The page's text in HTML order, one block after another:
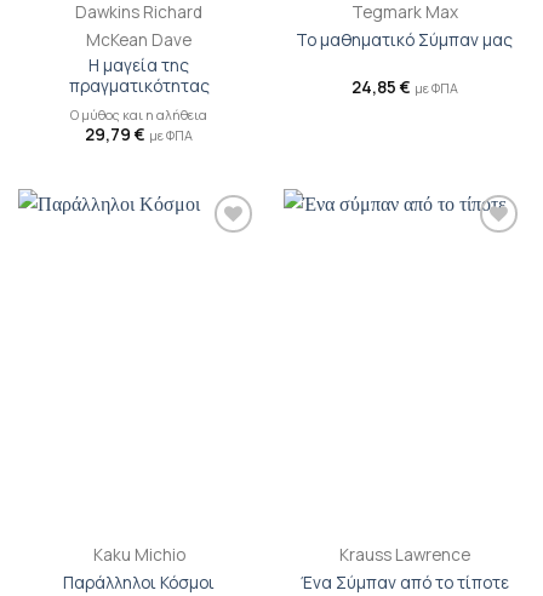
Dawkins Richard
McKean Dave
Η μαγεία της
πραγματικότητας
Ο μύθος και η αλήθεια
29,79 € με ΦΠΑ
Tegmark Max
Το μαθηματικό Σύμπαν μας
24,85 € με ΦΠΑ
Kaku Michio
Παράλληλοι Κόσμοι
Krauss Lawrence
Ένα Σύμπαν από το τίποτε